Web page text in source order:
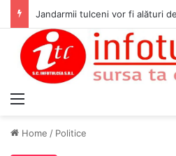
Home / Politice